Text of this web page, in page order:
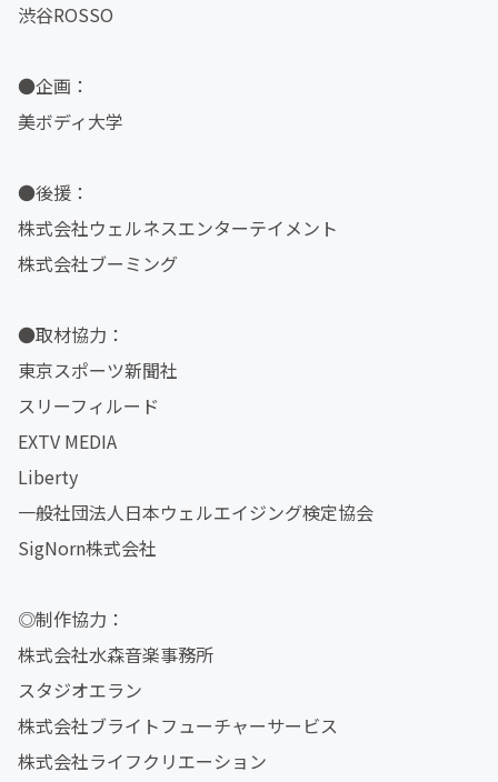
渋谷ROSSO
●企画：
美ボディ大学
●後援：
株式会社ウェルネスエンターテイメント
株式会社ブーミング
●取材協力：
東京スポーツ新聞社
スリーフィルード
EXTV MEDIA
Liberty
一般社団法人日本ウェルエイジング検定協会
SigNorn株式会社
◎制作協力：
株式会社水森音楽事務所
スタジオエラン
株式会社ブライトフューチャーサービス
株式会社ライフクリエーション